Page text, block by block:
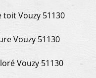
Vouzy 51130
Vouzy 51130
Vouzy 51130